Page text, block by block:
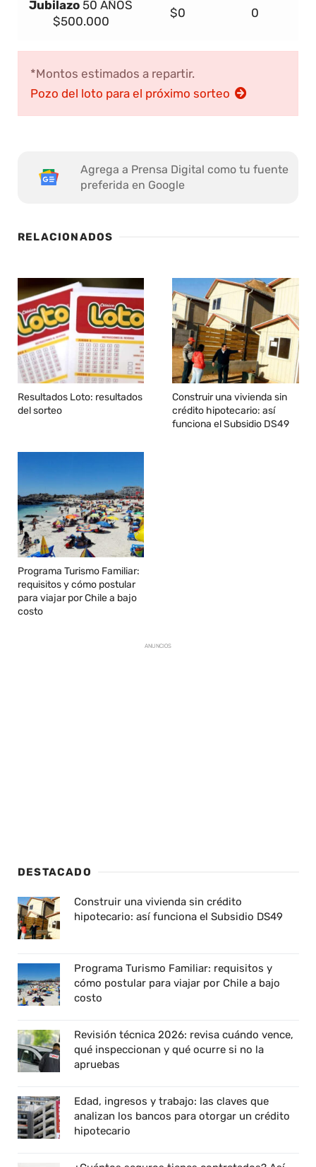
Jubilazo 50 AÑOS
$500.000
$0 0
*Montos estimados a repartir.
Pozo del loto para el próximo sorteo
Agrega a Prensa Digital como tu fuente
preferida en Google
RELACIONADOS
Resultados Loto: resultados
del sorteo
Construir una vivienda sin
crédito hipotecario: así
funciona el Subsidio DS49
Programa Turismo Familiar:
requisitos y cómo postular
para viajar por Chile a bajo
costo
ANUNCIOS
DESTACADO
Construir una vivienda sin crédito
hipotecario: así funciona el Subsidio DS49
Programa Turismo Familiar: requisitos y
cómo postular para viajar por Chile a bajo
costo
Revisión técnica 2026: revisa cuándo vence,
qué inspeccionan y qué ocurre si no la
apruebas
Edad, ingresos y trabajo: las claves que
analizan los bancos para otorgar un crédito
hipotecario